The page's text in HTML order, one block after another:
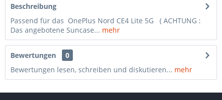
Beschreibung
Passend für das OnePlus Nord CE4 Lite 5G ( ACHTUNG :
Das angebotene Suncase... mehr
Bewertungen
0
Bewertungen lesen, schreiben und diskutieren... mehr